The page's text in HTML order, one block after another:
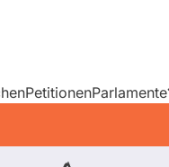
PetitionenParlamente